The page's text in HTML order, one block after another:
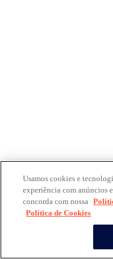
Usamos cookies e
experiência com anúncios
concorda com nossa
Política de Cookies